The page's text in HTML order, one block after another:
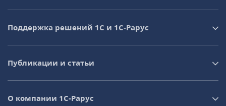
Поддержка решений 1С и 1С‑Рарус
Публикации и статьи
О компании 1C-Рарус